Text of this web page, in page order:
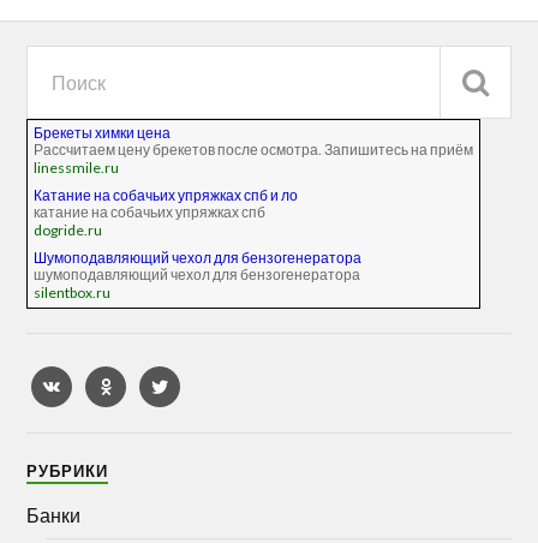
Брекеты химки цена
Рассчитаем цену брекетов после осмотра. Запишитесь на приём
linessmile.ru
Катание на собачьих упряжках спб и ло
катание на собачьих упряжках спб
dogride.ru
Шумоподавляющий чехол для бензогенератора
шумоподавляющий чехол для бензогенератора
silentbox.ru
РУБРИКИ
Банки